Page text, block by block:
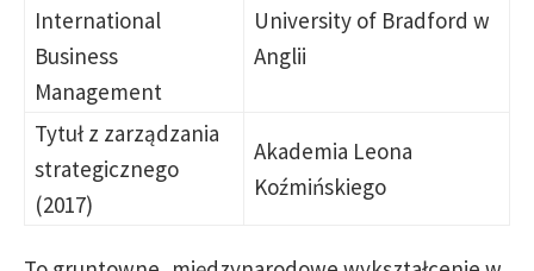
International
Business
Management
University of Bradford w
Anglii
Tytuł z zarządzania
strategicznego
(2017)
Akademia Leona
Koźmińskiego